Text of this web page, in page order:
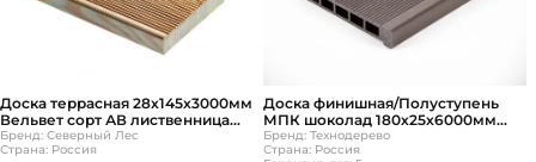
Доска террасная 28х145х3000мм
Вельвет сорт АВ лиственница
(Россия)
Бренд: Северный Лес
Страна: Россия
Доска финишная/Полуступень
МПК шоколад 180х25х6000мм
Технодерево
Бренд: Технодерево
Страна: Россия